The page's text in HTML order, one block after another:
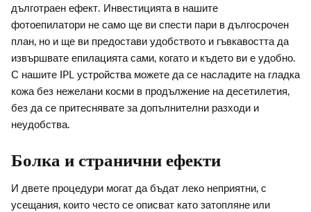
дълготраен ефект. Инвестицията в нашите
фотоепилатори не само ще ви спести пари в дългосрочен
план, но и ще ви предостави удобството и гъвкавостта да
извършвате епилацията сами, когато и където ви е удобно.
С нашите IPL устройства можете да се насладите на гладка
кожа без нежелани косми в продължение на десетилетия,
без да се притеснявате за допълнителни разходи и
неудобства.
Болка и странични ефекти
И двете процедури могат да бъдат леко неприятни, с
усещания, които често се описват като затопляне или